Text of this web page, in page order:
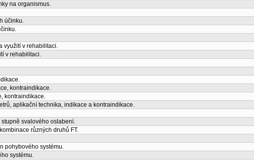
na organismus.
účinku.
využití v rehabilitaci.
v rehabilitaci.
kontraindikace.
kontraindikace.
aplikační technika, indikace a kontraindikace.
svalového oslabení.
různých druhů FT.
pohybového systému.
systému.